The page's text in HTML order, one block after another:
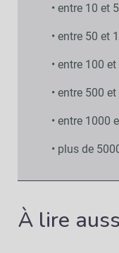
• entre 10 et
• entre 50 et
• entre 100
• entre 500
• entre 1000
• plus de
À lire